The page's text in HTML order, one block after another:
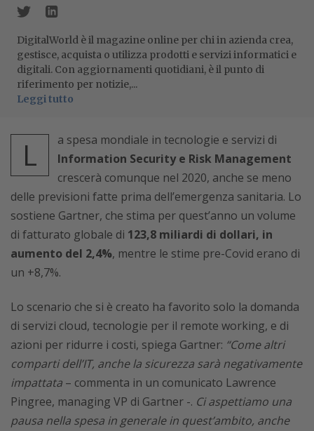
DigitalWorld è il magazine online per chi in azienda crea,
gestisce, acquista o utilizza prodotti e servizi informatici e
digitali. Con aggiornamenti quotidiani, è il punto di
riferimento per notizie,...
Leggi tutto
L
a spesa mondiale in tecnologie e servizi di
Information Security e Risk Management
crescerà comunque nel 2020, anche se meno
delle previsioni fatte prima dell’emergenza sanitaria. Lo
sostiene Gartner, che stima per quest’anno un volume
di fatturato globale di 123,8 miliardi di dollari, in
aumento del 2,4%, mentre le stime pre-Covid erano di
un +8,7%.
Lo scenario che si è creato ha favorito solo la domanda
di servizi cloud, tecnologie per il remote working, e di
azioni per ridurre i costi, spiega Gartner: “Come altri
comparti dell’IT, anche la sicurezza sarà negativamente
impattata – commenta in un comunicato Lawrence
Pingree, managing VP di Gartner -. Ci aspettiamo una
pausa nella spesa in generale in quest’ambito, anche